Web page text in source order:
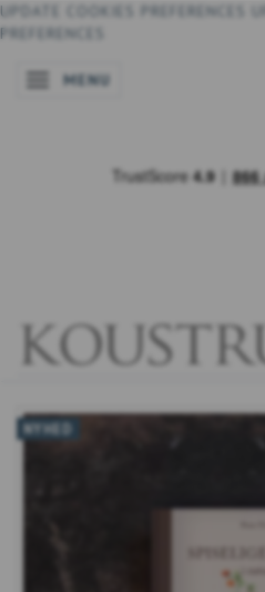
UPDATE COOKIES PREFERENCES
PREFERENCES
SKIFTE NAVIGATION
MENU
NYHED